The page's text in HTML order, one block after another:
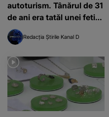
autoturism. Tânărul de 31
de ani era tatăl unei fetițe
mici
Redacția Știrile Kanal D